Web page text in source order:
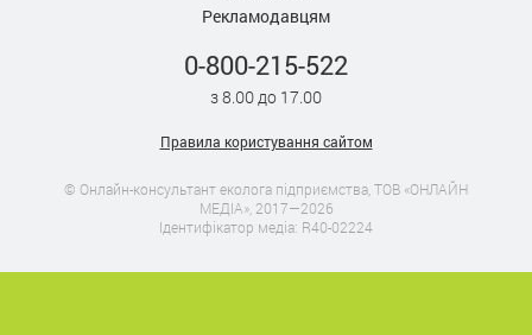
Рекламодавцям
0-800-215-522
з 8.00 до 17.00
Правила користування сайтом
© Онлайн-консультант еколога підприємства, ТОВ «ОНЛАЙН
МЕДІА», 2017—2026
Ідентифікатор медіа: R40-02224